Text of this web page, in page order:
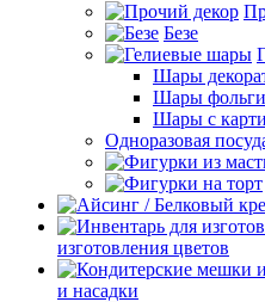
Безе
Шары
Шары
Шары с
Одноразовая
изготовления цветов
и насадки